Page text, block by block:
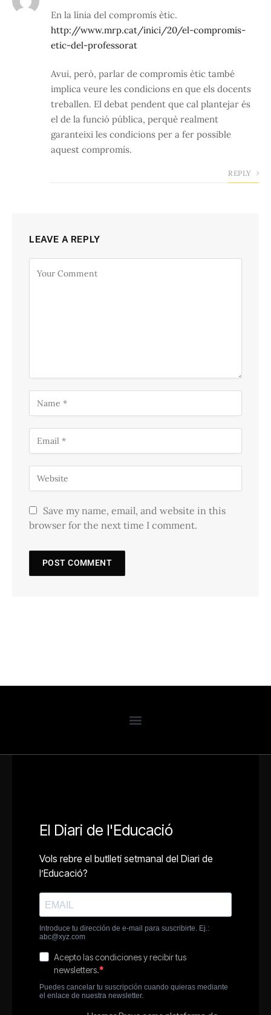
En la línia del compromís ètic.
http://www.mrp.cat/inici/20/el-compromis-
etic-del-professorat
Avui, però, parlar de compromís ètic també
implica veure les condicions en que els docents
treballen. El debat pendent que cal plantejar és
el de la funció pública, perquè realment
garanteixi les condicions per a fer possible
aquest compromís.
REPLY
LEAVE A REPLY
Save my name, email, and website in this
browser for the next time I comment.